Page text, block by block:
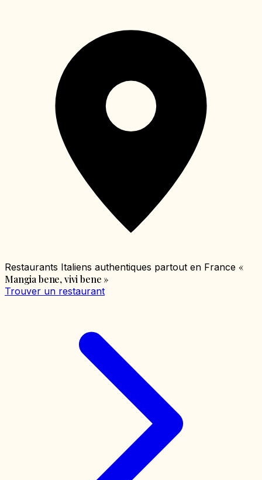
Restaurants Italiens authentiques partout en France «
Mangia bene, vivi bene »
Trouver un restaurant